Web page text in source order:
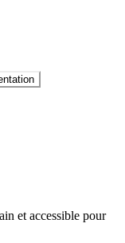
et accessible pour